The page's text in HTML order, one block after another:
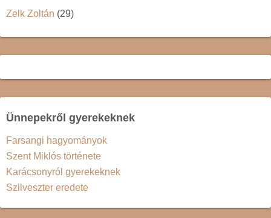
Zelk Zoltán (29)
Ünnepekről gyerekeknek
Farsangi hagyományok
Szent Miklós története
Karácsonyról gyerekeknek
Szilveszter eredete